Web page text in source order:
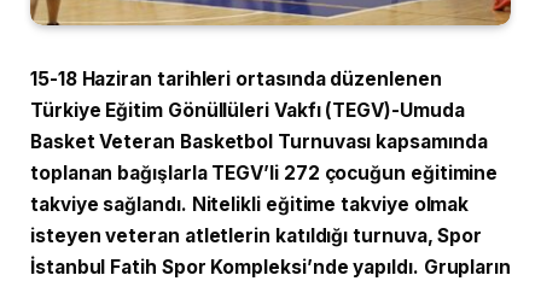
15-18 Haziran tarihleri ortasında düzenlenen
Türkiye Eğitim Gönüllüleri Vakfı (TEGV)-Umuda
Basket Veteran Basketbol Turnuvası kapsamında
toplanan bağışlarla TEGV’li 272 çocuğun eğitimine
takviye sağlandı. Nitelikli eğitime takviye olmak
isteyen veteran atletlerin katıldığı turnuva, Spor
İstanbul Fatih Spor Kompleksi’nde yapıldı. Grupların